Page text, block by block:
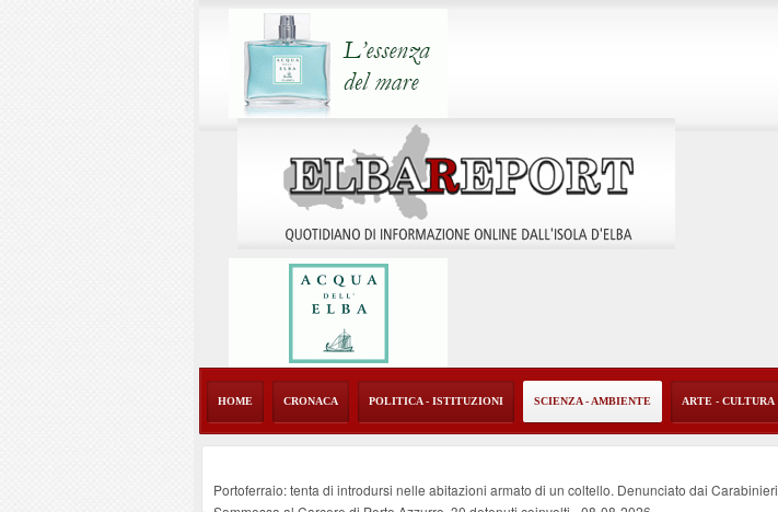
HOME CRONACA POLITICA - ISTITUZIONI SCIENZA - AMBIENTE ARTE - CULTURA
Portoferraio: tenta di introdursi nelle abitazioni armato di un coltello. Denunciato dai Carabinieri